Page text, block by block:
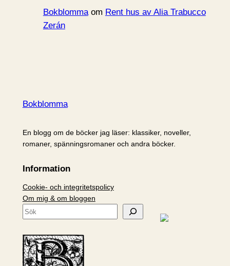
Bokblommaom Rent hus av Alia Trabucco
Zerán
Bokblomma
En blogg om de böcker jag läser: klassiker, noveller,
romaner, spänningsromaner och andra böcker.
Information
Cookie- och integritetspolicy
Om mig & om bloggen
S
k